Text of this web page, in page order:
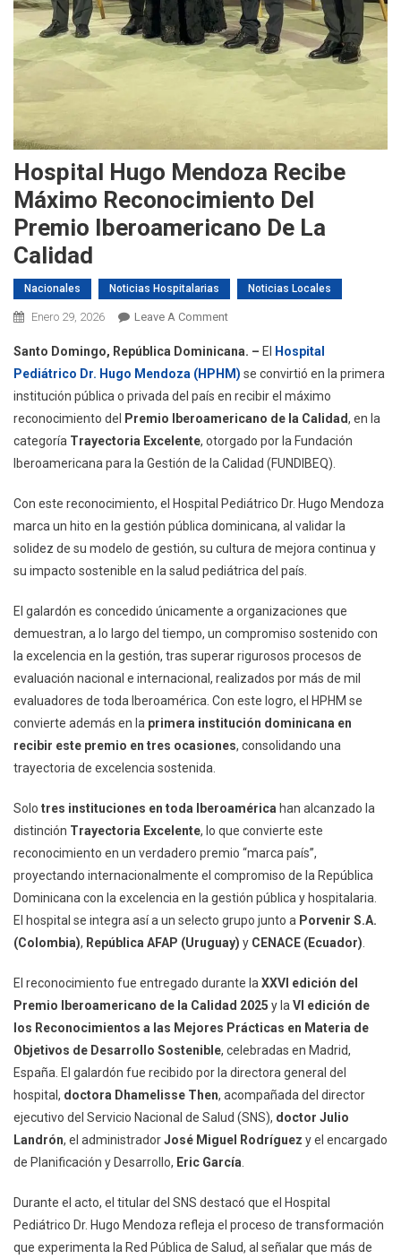
Hospital Hugo Mendoza Recibe
Máximo Reconocimiento Del
Premio Iberoamericano De La
Calidad
Nacionales Noticias Hospitalarias Noticias Locales
Enero 29, 2026 Leave A CommentOn
Hugo
Mendoza
Recibe
Máximo
Reconocimiento
Del
Iberoamericano
De
La
Calidad
Santo Domingo, República Dominicana. – El
Hospital
Pediátrico Dr. Hugo Mendoza (HPHM) se convirtió en la primera
institución pública o privada del país en recibir el máximo
reconocimiento del
Premio Iberoamericano de la Calidad, en la
categoría Trayectoria Excelente, otorgado por la Fundación
Iberoamericana para la Gestión de la Calidad (FUNDIBEQ).
Con este reconocimiento, el Hospital Pediátrico Dr. Hugo Mendoza
marca un hito en la gestión pública dominicana, al validar la
solidez de su modelo de gestión, su cultura de mejora continua y
su impacto sostenible en la salud pediátrica del país.
El galardón es concedido únicamente a organizaciones que
demuestran, a lo largo del tiempo, un compromiso sostenido con
la excelencia en la gestión, tras superar rigurosos procesos de
evaluación nacional e internacional, realizados por más de mil
evaluadores de toda Iberoamérica. Con este logro, el HPHM se
convierte además en la primera institución dominicana en
recibir este premio en tres ocasiones, consolidando una
trayectoria de excelencia sostenida.
Solo tres instituciones en toda Iberoamérica han alcanzado la
distinción Trayectoria Excelente, lo que convierte este
reconocimiento en un verdadero premio “marca país”,
proyectando internacionalmente el compromiso de la República
Dominicana con la excelencia en la gestión pública y hospitalaria.
El hospital se integra así a un selecto grupo junto a Porvenir S.A.
(Colombia), República AFAP (Uruguay) y CENACE (Ecuador)
El reconocimiento fue entregado durante la XXVI edición del
Premio Iberoamericano de la Calidad 2025 y la VI edición de
los Reconocimientos a las Mejores Prácticas en Materia de
Objetivos de Desarrollo Sostenible, celebradas en Madrid,
España. El galardón fue recibido por la directora general del
hospital, doctora Dhamelisse Then, acompañada del director
ejecutivo del Servicio Nacional de Salud (SNS), doctor Julio
Landrón, el administradorJosé Miguel Rodríguez y el encargado
de Planificación y Desarrollo, Eric García
Durante el acto, el titular del SNS destacó que el Hospital
Pediátrico Dr. Hugo Mendoza refleja el proceso de transformación
que experimenta la Red Pública de Salud, al señalar que más de